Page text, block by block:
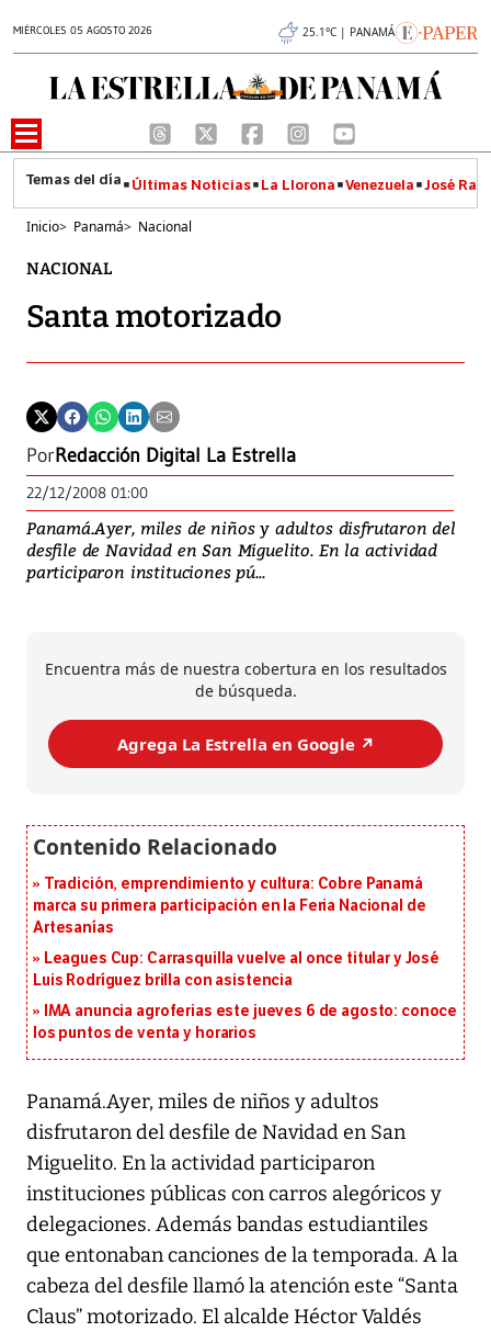
MIÉRCOLES 05 AGOSTO 2026 25.1°C | PANAMÁ
Últimas Noticias La Llorona Venezuela José
Inicio> Panamá> Nacional
NACIONAL
Santa motorizado
PorRedacción Digital La Estrella
22/12/2008 01:00
Panamá.Ayer, miles de niños y adultos disfrutaron del
desfile de Navidad en San Miguelito. En la actividad
participaron instituciones pú...
Encuentra más de nuestra cobertura en los resultados
de búsqueda.
Agrega La Estrella en Google ↗️
Tradición, emprendimiento y cultura: Cobre Panamá
marca su primera participación en la Feria Nacional de
Artesanías
Leagues Cup: Carrasquilla vuelve al once titular y José
Luis Rodríguez brilla con asistencia
IMA anuncia agroferias este jueves 6 de agosto: conoce
los puntos de venta y horarios
Panamá.Ayer, miles de niños y adultos
disfrutaron del desfile de Navidad en San
Miguelito. En la actividad participaron
instituciones públicas con carros alegóricos y
delegaciones. Además bandas estudiantiles
que entonaban canciones de la temporada. A la
cabeza del desfile llamó la atención este “Santa
Claus” motorizado. El alcalde Héctor Valdés